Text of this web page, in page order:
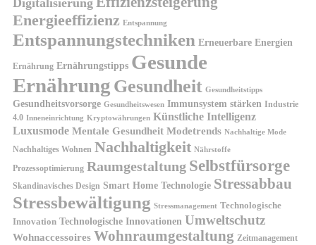
Digitalisierung
Energieeffizienz Entspannung
Entspannungstechniken Erneuerbare Energien
Ernährung Ernährungstipps Gesunde
Ernährung Gesundheit Gesundheitstipps
Gesundheitsvorsorge Gesundheitswesen Immunsystem stärken Industrie
4.0 Inneneinrichtung Kryptowährungen Künstliche Intelligenz
Luxusmode Mentale Gesundheit Modetrends Nachhaltige Mode
Nachhaltiges Wohnen Nachhaltigkeit Nährstoffe
Prozessoptimierung Raumgestaltung Selbstfürsorge
Skandinavisches Design Smart Home Technologie Stressabbau
Stressbewältigung Stressmanagement Technologische
Innovation Technologische Innovationen Umweltschutz
Wohnaccessoires Wohnraumgestaltung Zeitmanagement